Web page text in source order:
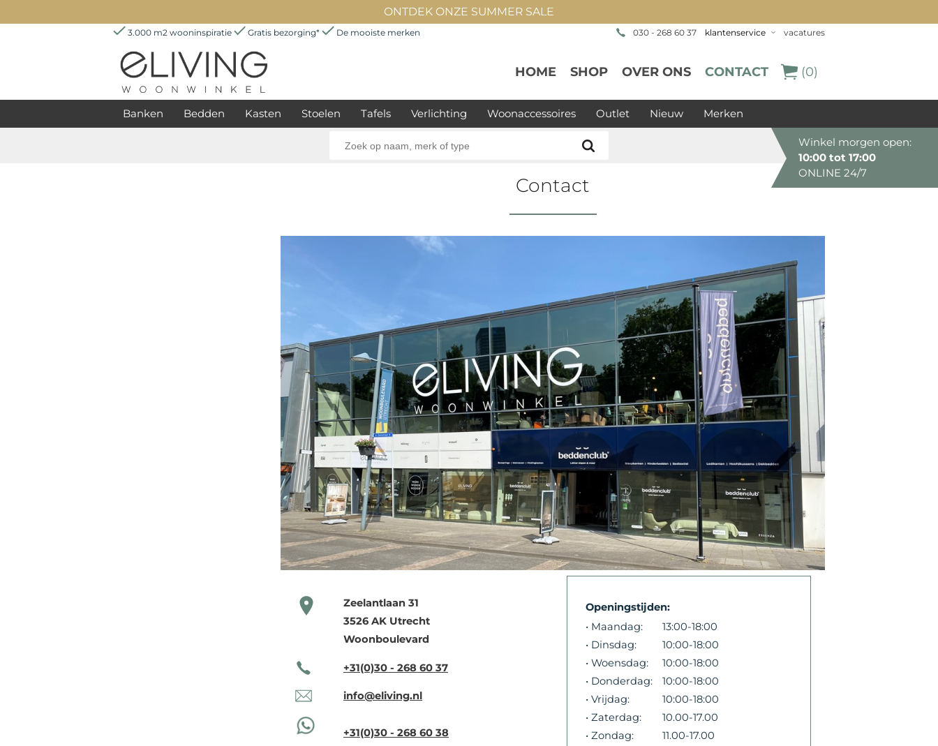
ONTDEK ONZE SUMMER SALE
3.000 m2 wooninspiratie Gratis bezorging* De mooiste merken 030 - 268 60 37 klantenservice vacatures
HOME SHOP OVER ONS CONTACT (0)
Banken Bedden Kasten Stoelen Tafels Verlichting Woonaccessoires Outlet Nieuw Merken
Winkel morgen open:
10:00 tot 17:00
ONLINE 24/7
Contact
Zeelantlaan 31
3526 AK Utrecht
Woonboulevard
+31(0)30 - 268 60 37
info@eliving.nl
+31(0)30 - 268 60 38
Openingstijden:
• Maandag:
• Dinsdag:
• Woensdag:
• Donderdag:
• Vrijdag:
• Zaterdag:
• Zondag:
13:00-18:00
10:00-18:00
10:00-18:00
10:00-18:00
10:00-18:00
10.00-17.00
11.00-17.00